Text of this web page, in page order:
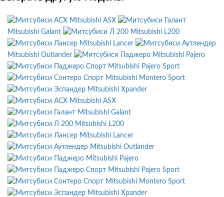
Mitsubishi ASX
Mitsubishi Galant
Mitsubishi L200
Mitsubishi Lancer
Mitsubishi Outlander
Mitsubishi Pajero
Mitsubishi Pajero Sport
Mitsubishi Montero Sport
Mitsubishi Xpander
Mitsubishi ASX
Mitsubishi Galant
Mitsubishi L200
Mitsubishi Lancer
Mitsubishi Outlander
Mitsubishi Pajero
Mitsubishi Pajero Sport
Mitsubishi Montero Sport
Mitsubishi Xpander